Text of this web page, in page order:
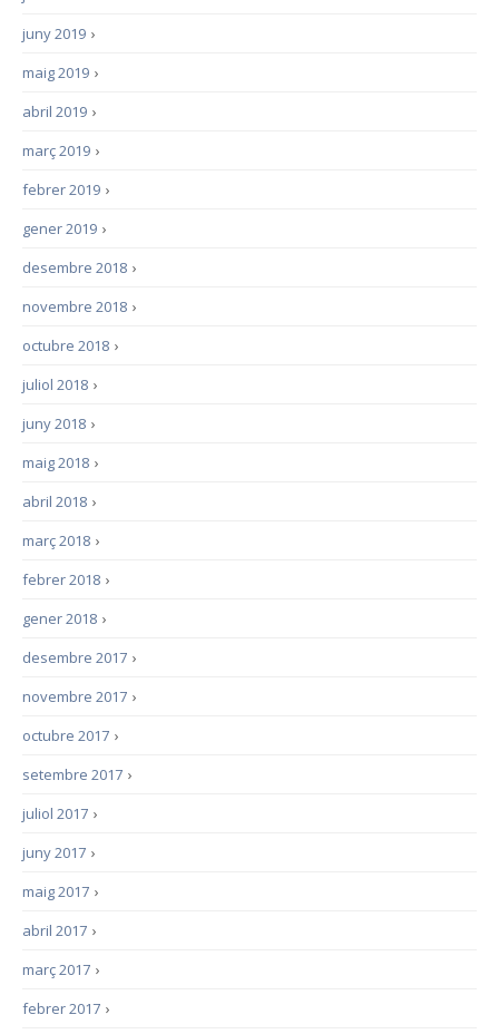
›
juny 2019
›
maig 2019
›
abril 2019
›
març 2019
›
febrer 2019
›
gener 2019
›
desembre 2018
›
novembre 2018
›
octubre 2018
›
juliol 2018
›
juny 2018
›
maig 2018
›
abril 2018
›
març 2018
›
febrer 2018
›
gener 2018
›
desembre 2017
›
novembre 2017
›
octubre 2017
›
setembre 2017
›
juliol 2017
›
juny 2017
›
maig 2017
›
abril 2017
›
març 2017
›
febrer 2017